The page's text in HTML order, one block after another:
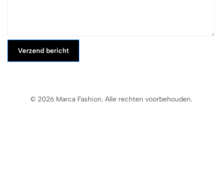
Verzend bericht
© 2026 Marca Fashion. Alle rechten voorbehouden.